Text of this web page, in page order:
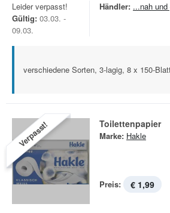
Leider verpasst!
Gültig: 03.03. -
09.03.
Händler: ...nah und
verschiedene Sorten, 3-lagig, 8 x 150-
Verpasst! Toilettenpapier
Marke: Hakle
Preis: € 1,99